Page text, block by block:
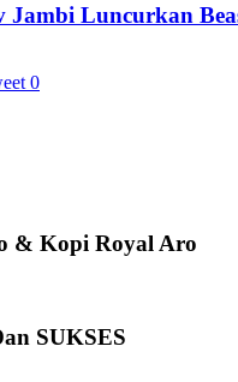
Jambi Luncurkan
0
& Kopi Royal Aro
SUKSES